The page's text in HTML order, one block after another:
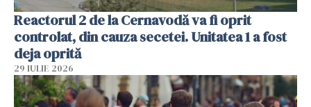
Reactorul 2 de la Cernavodă va fi oprit
controlat, din cauza secetei. Unitatea 1 a fost
deja oprită
29 IULIE 2026